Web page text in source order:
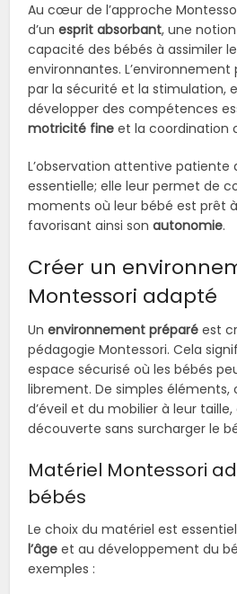
Au cœur de l’approche
d’unesprit absorbant, une
capacité des bébés à assimiler
environnantes.
par la sécurité et la stimulation,
développer des compétences
motricité fine et la coordination
L’observation attentive patiente
essentielle; elle leur permet de
moments où leur bébé est prêt
favorisant ainsi sonautonomie.
Créer un
Montessori adapté
Unenvironnement préparé est
pédagogie Montessori. Cela
espace sécurisé où les bébés
librement. De simples
d’éveil et du mobilier à leur
découverte sans surcharger le
Matériel Montessori
bébés
Le choix du matériel est
l’âge et au développement du
exemples :